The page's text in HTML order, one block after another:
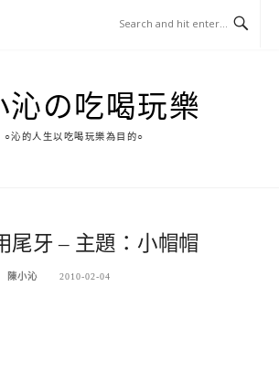
沁の吃喝玩樂
○沁的人生以吃喝玩樂為目的○
尾牙 – 主題：小帽帽
陳小沁 2010-02-04